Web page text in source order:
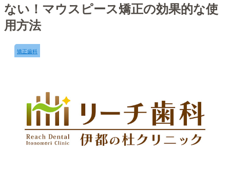
ない！マウスピース矯正の効果的な使
用方法
矯正歯科